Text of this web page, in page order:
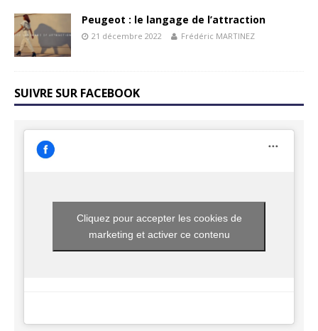
Peugeot : le langage de l’attraction
21 décembre 2022 Frédéric MARTINEZ
SUIVRE SUR FACEBOOK
Cliquez pour accepter les cookies de
marketing et activer ce contenu